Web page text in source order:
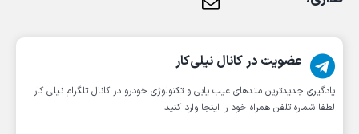
عضویت در کانال نیلی‌کار
یادگیری جدیدترین متد‌های عیب یابی‌ و تکنولوژی خودرو در کانال تلگرام نیلی کار
لطفا شماره تلفن همراه خود را اینجا وارد کنید